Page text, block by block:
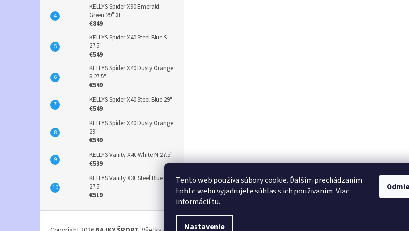
Tento web používa súbory cookie. Ďalším prechádzaním
tohto webu vyjadrujete súhlas s ich používaním. Viac
informáciítu.
Nastavenie
KELLYS Spider X90 Emerald
Green 29" XL
€849
KELLYS Spider X40 Steel Blue S
27.5"
€549
KELLYS Spider X40 Dusty Orange
S 27.5"
€549
KELLYS Spider X40 Steel Blue 29"
€549
KELLYS Spider X40 Dusty Orange
29"
€549
KELLYS Vanity X40 White M 27.5"
€589
KELLYS Vanity X30 Steel Blue S
27.5"
€519